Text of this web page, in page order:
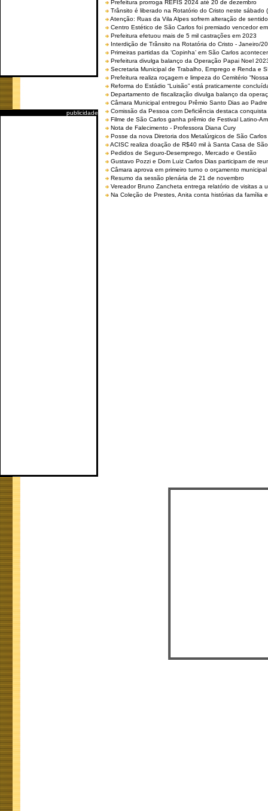
publicidade
Prefeitura prorroga REFIS 2024 até 20 de dezembro
Trânsito é liberado na Rotatório do Cristo neste sábado
Atenção: Ruas da Vila Alpes sofrem alteração de
Centro Estético de São Carlos foi premiado vencedor
Prefeitura efetuou mais de 5 mil castrações em 2023
Interdição de Trânsito na Rotatória do Cristo - Janeiro/
Primeiras partidas da ‘Copinha’ em São Carlos
Prefeitura divulga balanço da Operação Papai Noel
Secretaria Municipal de Trabalho, Emprego e Renda e
Prefeitura realiza roçagem e limpeza do Cemitério
Reforma do Estádio “Luisão” está praticamente
Departamento de fiscalização divulga balanço da
Câmara Municipal entregou Prêmio Santo Dias ao
Comissão da Pessoa com Deficiência destaca
Filme de São Carlos ganha prêmio de Festival Latino-
Nota de Falecimento - Professora Diana Cury
Posse da nova Diretoria dos Metalúrgicos de São
ACISC realiza doação de R$40 mil à Santa Casa de
Pedidos de Seguro-Desemprego, Mercado e Gestão
Gustavo Pozzi e Dom Luiz Carlos Dias participam de
Câmara aprova em primeiro turno o orçamento
Resumo da sessão plenária de 21 de novembro
Vereador Bruno Zancheta entrega relatório de visitas a
Na Coleção de Prestes, Anita conta histórias da família